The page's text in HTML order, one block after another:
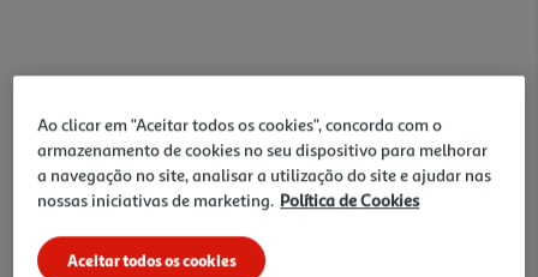
0,89 €
Notas de preparação
Ao clicar em "Aceitar todos os cookies", concorda com o
armazenamento de cookies no seu dispositivo para melhorar
a navegação no site, analisar a utilização do site e ajudar nas
nossas iniciativas de marketing. Política de Cookies
Aceitar todos os cookies